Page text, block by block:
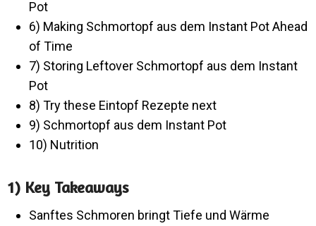
Pot
6) Making Schmortopf aus dem Instant Pot Ahead
of Time
7) Storing Leftover Schmortopf aus dem Instant
Pot
8) Try these Eintopf Rezepte next
9) Schmortopf aus dem Instant Pot
10) Nutrition
1) Key Takeaways
Sanftes Schmoren bringt Tiefe und Wärme